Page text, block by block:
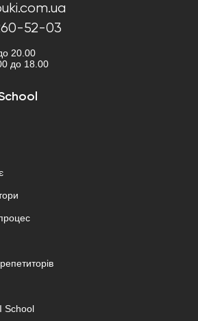
52-03
20.00
до 18.00
School